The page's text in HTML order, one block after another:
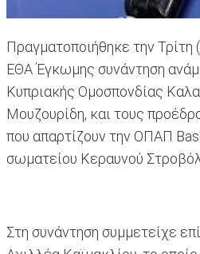
Πραγματοποιήθηκε την
ΕΘΑ Έγκωμης συνάντηση
Κυπριακής Ομοσπονδίας
Μουζουρίδη, και τους
που απαρτίζουν την ΟΠΑΠ
σωματείου Κεραυνού
Στη συνάντηση συμμετείχε